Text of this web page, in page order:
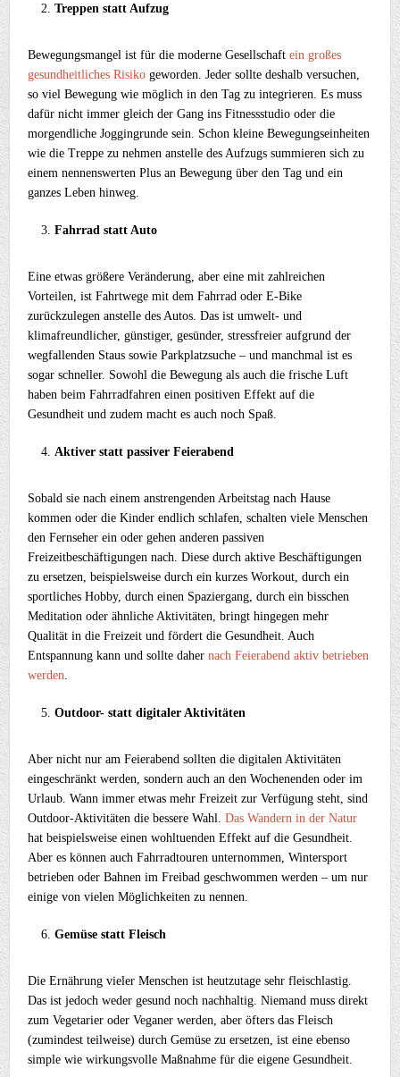
Treppen statt Aufzug
Bewegungsmangel ist für die moderne Gesellschaftein großes
gesundheitliches Risiko geworden. Jeder sollte deshalb versuchen,
so viel Bewegung wie möglich in den Tag zu integrieren. Es muss
dafür nicht immer gleich der Gang ins Fitnessstudio oder die
morgendliche Joggingrunde sein. Schon kleine Bewegungseinheiten
wie die Treppe zu nehmen anstelle des Aufzugs summieren sich zu
einem nennenswerten Plus an Bewegung über den Tag und ein
ganzes Leben hinweg.
Fahrrad statt Auto
Eine etwas größere Veränderung, aber eine mit zahlreichen
Vorteilen, ist Fahrtwege mit dem Fahrrad oder E-Bike
zurückzulegen anstelle des Autos. Das ist umwelt- und
klimafreundlicher, günstiger, gesünder, stressfreier aufgrund der
wegfallenden Staus sowie Parkplatzsuche – und manchmal ist es
sogar schneller. Sowohl die Bewegung als auch die frische Luft
haben beim Fahrradfahren einen positiven Effekt auf die
Gesundheit und zudem macht es auch noch Spaß.
Aktiver statt passiver Feierabend
Sobald sie nach einem anstrengenden Arbeitstag nach Hause
kommen oder die Kinder endlich schlafen, schalten viele Menschen
den Fernseher ein oder gehen anderen passiven
Freizeitbeschäftigungen nach. Diese durch aktive Beschäftigungen
zu ersetzen, beispielsweise durch ein kurzes Workout, durch ein
sportliches Hobby, durch einen Spaziergang, durch ein bisschen
Meditation oder ähnliche Aktivitäten, bringt hingegen mehr
Qualität in die Freizeit und fördert die Gesundheit. Auch
Entspannung kann und sollte dahernach Feierabend aktiv betrieben
werden
Outdoor- statt digitaler Aktivitäten
Aber nicht nur am Feierabend sollten die digitalen Aktivitäten
eingeschränkt werden, sondern auch an den Wochenenden oder im
Urlaub. Wann immer etwas mehr Freizeit zur Verfügung steht, sind
Outdoor-Aktivitäten die bessere Wahl.Das Wandern in der Natur
hat beispielsweise einen wohltuenden Effekt auf die Gesundheit.
Aber es können auch Fahrradtouren unternommen, Wintersport
betrieben oder Bahnen im Freibad geschwommen werden – um nur
einige von vielen Möglichkeiten zu nennen.
Gemüse statt Fleisch
Die Ernährung vieler Menschen ist heutzutage sehr fleischlastig.
Das ist jedoch weder gesund noch nachhaltig. Niemand muss direkt
zum Vegetarier oder Veganer werden, aber öfters das Fleisch
(zumindest teilweise) durch Gemüse zu ersetzen, ist eine ebenso
simple wie wirkungsvolle Maßnahme für die eigene Gesundheit.